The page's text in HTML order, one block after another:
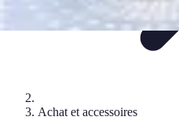
Achat et accessoires